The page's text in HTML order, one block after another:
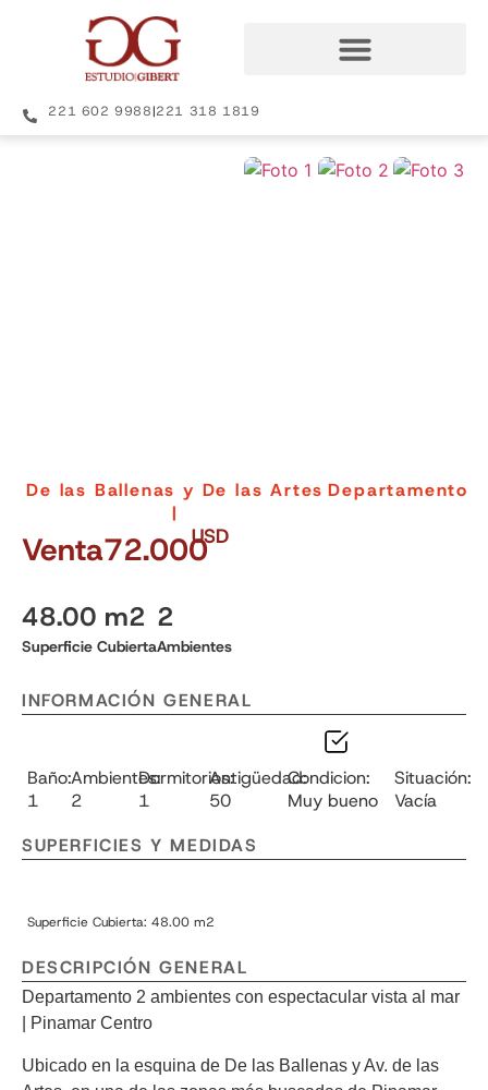
221 602 9988|221 318 1819
De las Ballenas y De las Artes
|
Departamento
Venta72.000USD
48.00 m2
Superficie Cubierta
2
Ambientes
INFORMACIÓN GENERAL
Baño:
1
Ambientes:
2
Dormitorios:
1
Antigüedad:
50
Condicion:
Muy bueno
Situación:
Vacía
SUPERFICIES Y MEDIDAS
Superficie Cubierta: 48.00 m2
DESCRIPCIÓN GENERAL
Departamento 2 ambientes con espectacular vista al mar
| Pinamar Centro
Ubicado en la esquina de De las Ballenas y Av. de las